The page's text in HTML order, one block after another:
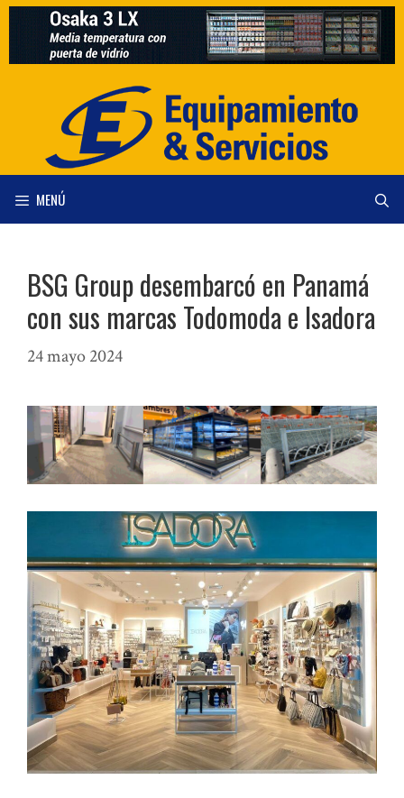
Saltar
contenido
MENÚ
BSG Group desembarcó en Panamá
con sus marcas Todomoda e Isadora
24 mayo 2024